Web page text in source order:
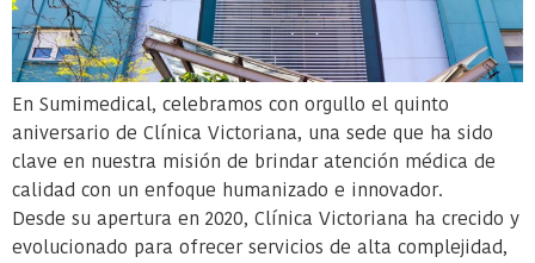
En Sumimedical, celebramos con orgullo el quinto
aniversario de Clínica Victoriana, una sede que ha sido
clave en nuestra misión de brindar atención médica de
calidad con un enfoque humanizado e innovador.
Desde su apertura en 2020, Clínica Victoriana ha crecido y
evolucionado para ofrecer servicios de alta complejidad,